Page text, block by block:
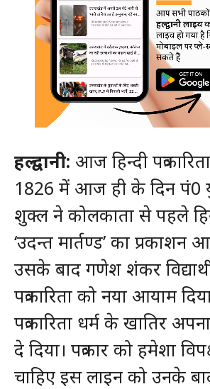
हल्द्वानी: आज हिन्दी
1826 में आज ही के दिन पं0
शुक्ल ने कोलकाता से पहले
‘उदन्त मार्तण्ड’ का प्रकाशन
उसके बाद गणेश शंकर
पत्रकारिता को नया आयाम
पत्रकारिता धर्म के खातिर
दे दिया। पत्रकार को हमेशा
चाहिए इस लाइन को उनके